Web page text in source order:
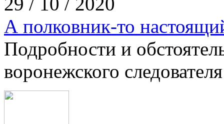
А полковник-то
Подробности и
воронежского